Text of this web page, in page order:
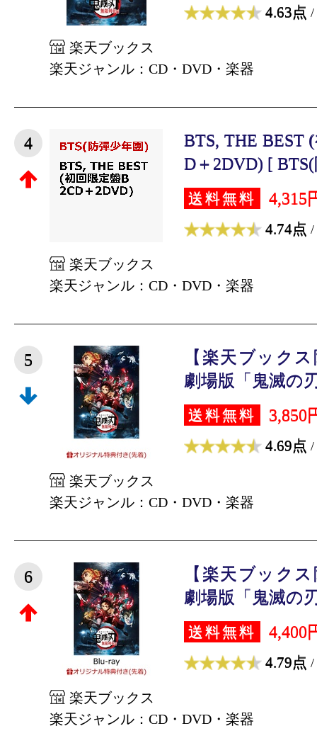
4.63点 /
楽天ブックス
楽天ジャンル：CD・DVD・楽器
4
BTS, THE BEST
D＋2DVD) [
送料無料 4,315
4.74点 /
楽天ブックス
楽天ジャンル：CD・DVD・楽器
5
【楽天ブック
劇場版「鬼滅の
送料無料 3,850
4.69点 /
楽天ブックス
楽天ジャンル：CD・DVD・楽器
6
【楽天ブック
劇場版「鬼滅の
送料無料 4,400
4.79点 /
楽天ブックス
楽天ジャンル：CD・DVD・楽器